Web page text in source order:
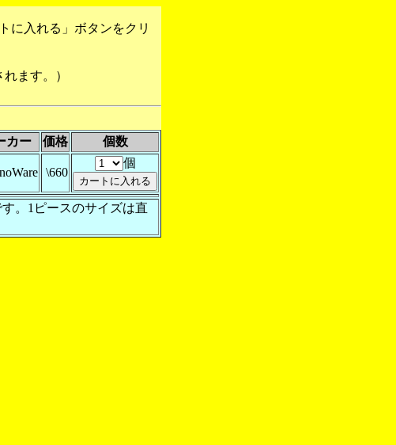
に入れる」ボタンをクリ
ます。）
カー 価格 個数
\660
個
。1ピースのサイズは直